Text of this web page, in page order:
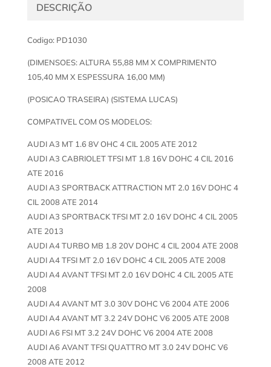
DESCRIÇÃO
Codigo: PD1030
(DIMENSOES: ALTURA 55,88 MM X COMPRIMENTO
105,40 MM X ESPESSURA 16,00 MM)
(POSICAO TRASEIRA) (SISTEMA LUCAS)
COMPATIVEL COM OS MODELOS:
AUDI A3 MT 1.6 8V OHC 4 CIL 2005 ATE 2012
AUDI A3 CABRIOLET TFSI MT 1.8 16V DOHC 4 CIL 2016
ATE 2016
AUDI A3 SPORTBACK ATTRACTION MT 2.0 16V DOHC 4
CIL 2008 ATE 2014
AUDI A3 SPORTBACK TFSI MT 2.0 16V DOHC 4 CIL 2005
ATE 2013
AUDI A4 TURBO MB 1.8 20V DOHC 4 CIL 2004 ATE 2008
AUDI A4 TFSI MT 2.0 16V DOHC 4 CIL 2005 ATE 2008
AUDI A4 AVANT TFSI MT 2.0 16V DOHC 4 CIL 2005 ATE
2008
AUDI A4 AVANT MT 3.0 30V DOHC V6 2004 ATE 2006
AUDI A4 AVANT MT 3.2 24V DOHC V6 2005 ATE 2008
AUDI A6 FSI MT 3.2 24V DOHC V6 2004 ATE 2008
AUDI A6 AVANT TFSI QUATTRO MT 3.0 24V DOHC V6
2008 ATE 2012